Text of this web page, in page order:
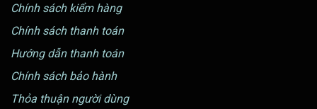
Chính sách kiểm hàng
Chính sách thanh toán
Hướng dẫn thanh toán
Chính sách bảo hành
Thỏa thuận người dùng